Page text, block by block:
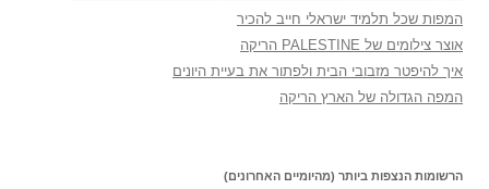
המפות שכל תלמיד ישראלי חייב להכיר
אוצר צילומים של PALESTINE הריקה
איך להיפטר מזבובי הבית ולפתור את בעיית היונים
המפה הגדולה של הארץ הריקה
הרשומות הנצפות ביותר (מהיומיים האחרונים)